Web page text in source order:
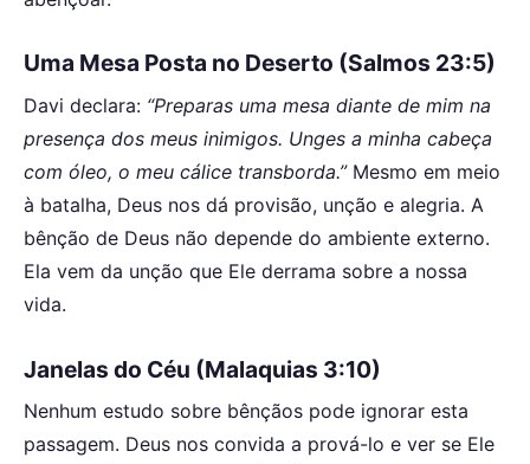
Uma Mesa Posta no Deserto (Salmos 23:5)
Davi declara: “Preparas uma mesa diante de mim na
presença dos meus inimigos. Unges a minha cabeça
com óleo, o meu cálice transborda.”Mesmo em meio
à batalha, Deus nos dá provisão, unção e alegria. A
bênção de Deus não depende do ambiente externo.
Ela vem da unção que Ele derrama sobre a nossa
vida.
Janelas do Céu (Malaquias 3:10)
Nenhum estudo sobre bênçãos pode ignorar esta
passagem. Deus nos convida a prová-lo e ver se Ele